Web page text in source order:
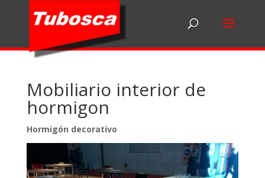
Mobiliario interior de
hormigon
Hormigón decorativo